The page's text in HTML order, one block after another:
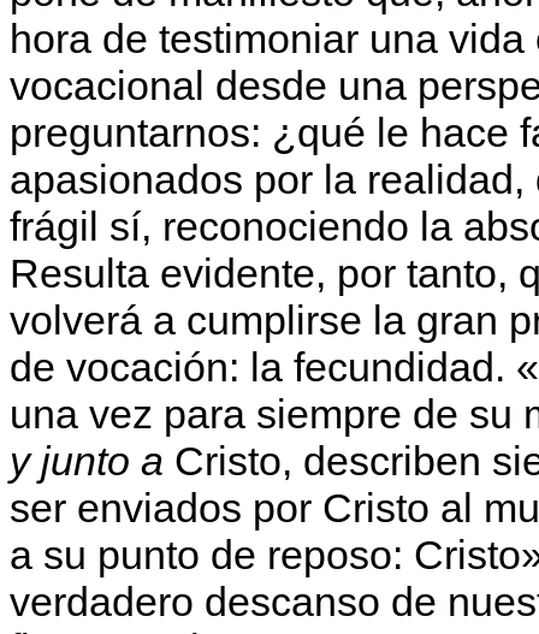
hora de testimoniar una
vocacional desde una
preguntarnos: ¿qué le hace
apasionados por la
frágil sí, reconociendo la
Resulta evidente, por tanto,
volverá a cumplirse la gran
de vocación: la fecundidad.
una vez para siempre de
y junto a Cristo, describen
ser enviados por Cristo al
a su punto de reposo:
verdadero descanso de